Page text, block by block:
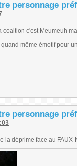
personnage
coaltion c'est Meumeuh
même émotif pour
personnage
la déprime face au